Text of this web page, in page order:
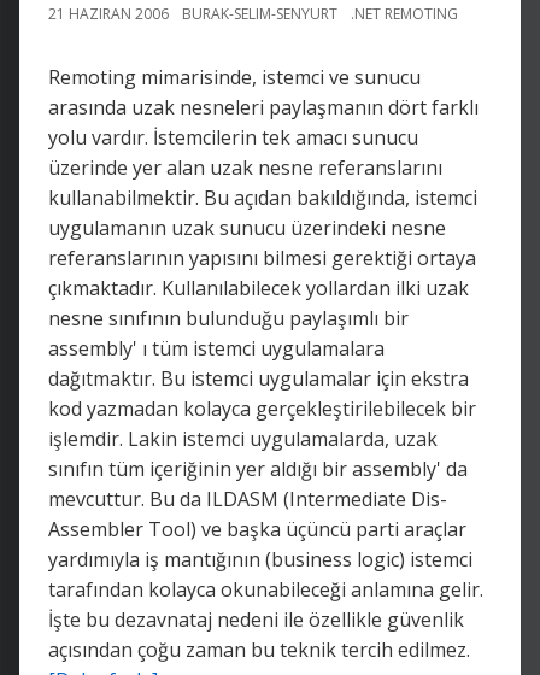
21 HAZIRAN 2006 BURAK-SELIM-SENYURT .NET REMOTING
Remoting mimarisinde, istemci ve sunucu
arasında uzak nesneleri paylaşmanın dört farklı
yolu vardır. İstemcilerin tek amacı sunucu
üzerinde yer alan uzak nesne referanslarını
kullanabilmektir. Bu açıdan bakıldığında, istemci
uygulamanın uzak sunucu üzerindeki nesne
referanslarının yapısını bilmesi gerektiği ortaya
çıkmaktadır. Kullanılabilecek yollardan ilki uzak
nesne sınıfının bulunduğu paylaşımlı bir
assembly' ı tüm istemci uygulamalara
dağıtmaktır. Bu istemci uygulamalar için ekstra
kod yazmadan kolayca gerçekleştirilebilecek bir
işlemdir. Lakin istemci uygulamalarda, uzak
sınıfın tüm içeriğinin yer aldığı bir assembly' da
mevcuttur. Bu da ILDASM (Intermediate Dis-
Assembler Tool) ve başka üçüncü parti araçlar
yardımıyla iş mantığının (business logic) istemci
tarafından kolayca okunabileceği anlamına gelir.
İşte bu dezavnataj nedeni ile özellikle güvenlik
açısından çoğu zaman bu teknik tercih edilmez.